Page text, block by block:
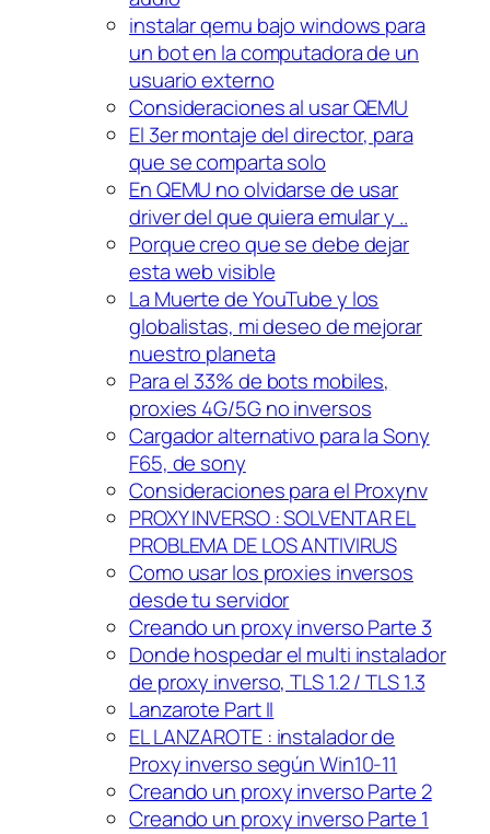
instalar qemu bajo windows para
un bot en la computadora de un
usuario externo
Consideraciones al usar QEMU
El 3er montaje del director, para
que se comparta solo
En QEMU no olvidarse de usar
driver del que quiera emular y ..
Porque creo que se debe dejar
esta web visible
La Muerte de YouTube y los
globalistas, mi deseo de mejorar
nuestro planeta
Para el 33% de bots mobiles,
proxies 4G/5G no inversos
Cargador alternativo para la Sony
F65, de sony
Consideraciones para el Proxynv
PROXY INVERSO : SOLVENTAR EL
PROBLEMA DE LOS ANTIVIRUS
Como usar los proxies inversos
desde tu servidor
Creando un proxy inverso Parte 3
Donde hospedar el multi instalador
de proxy inverso, TLS 1.2 / TLS 1.3
Lanzarote Part II
EL LANZAROTE : instalador de
Proxy inverso según Win10-11
Creando un proxy inverso Parte 2
Creando un proxy inverso Parte 1